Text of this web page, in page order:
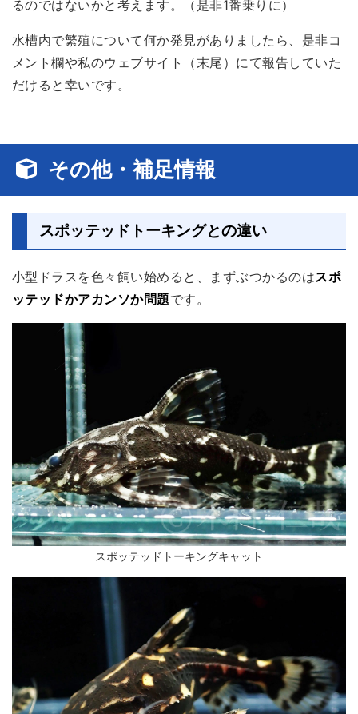
るのではないかと考えます。（是非1番乗りに）
水槽内で繁殖について何か発見がありましたら、是非コ
メント欄や私のウェブサイト（末尾）にて報告していた
だけると幸いです。
その他・補足情報
スポッテッドトーキングとの違い
小型ドラスを色々飼い始めると、まずぶつかるのはスポ
ッテッドかアカンソか問題です。
スポッテッドトーキングキャット